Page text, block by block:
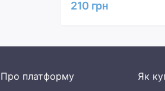
210 грн
Про платформу
Як